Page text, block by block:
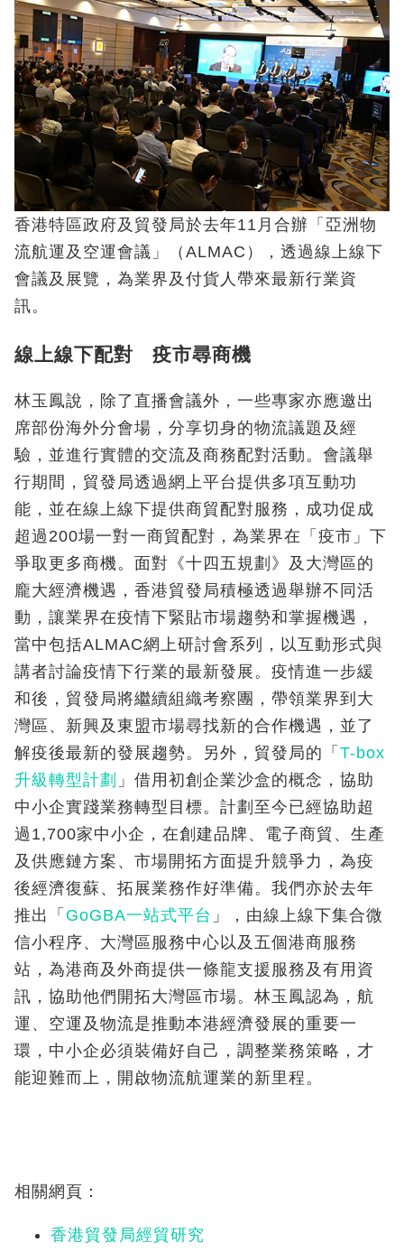
香港特區政府及貿發局於去年11月合辦「亞洲物
流航運及空運會議」（ALMAC），透過線上線下
會議及展覽，為業界及付貨人帶來最新行業資
訊。
線上線下配對 疫市尋商機
林玉鳳說，除了直播會議外，一些專家亦應邀出
席部份海外分會場，分享切身的物流議題及經
驗，並進行實體的交流及商務配對活動。會議舉
行期間，貿發局透過網上平台提供多項互動功
能，並在線上線下提供商貿配對服務，成功促成
超過200場一對一商貿配對，為業界在「疫市」下
爭取更多商機。面對《十四五規劃》及大灣區的
龐大經濟機遇，香港貿發局積極透過舉辦不同活
動，讓業界在疫情下緊貼市場趨勢和掌握機遇，
當中包括ALMAC網上研討會系列，以互動形式與
講者討論疫情下行業的最新發展。疫情進一步緩
和後，貿發局將繼續組織考察團，帶領業界到大
灣區、新興及東盟市場尋找新的合作機遇，並了
解疫後最新的發展趨勢。另外，貿發局的「 T-box
升級轉型計劃 」借用初創企業沙盒的概念，協助
中小企實踐業務轉型目標。計劃至今已經協助超
過1,700家中小企，在創建品牌、電子商貿、生產
及供應鏈方案、市場開拓方面提升競爭力，為疫
後經濟復蘇、拓展業務作好準備。我們亦於去年
推出「 GoGBA一站式平台 」，由線上線下集合微
信小程序、大灣區服務中心以及五個港商服務
站，為港商及外商提供一條龍支援服務及有用資
訊，協助他們開拓大灣區市場。林玉鳳認為，航
運、空運及物流是推動本港經濟發展的重要一
環，中小企必須裝備好自己，調整業務策略，才
能迎難而上，開啟物流航運業的新里程。
相關網頁：
香港貿發局經貿研究